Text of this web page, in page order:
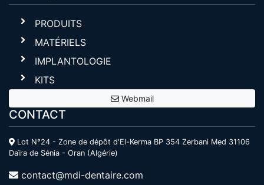
PRODUITS
MATÉRIELS
IMPLANTOLOGIE
KITS
Webmail
CONTACT
Lot N°24 - Zone de dépôt d'El-Kerma BP 354 Zerbani Med 31106
Daïra de Sénia - Oran (Algérie)
contact@mdi-dentaire.com